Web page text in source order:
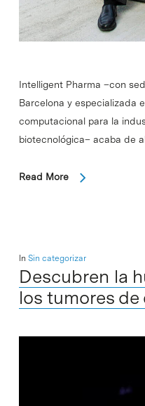
Intelligent Pharma –con
Barcelona y especializada
computacional para la
biotecnológica– acaba de
Read More
In Sin categorizar
Descubren la
los tumores